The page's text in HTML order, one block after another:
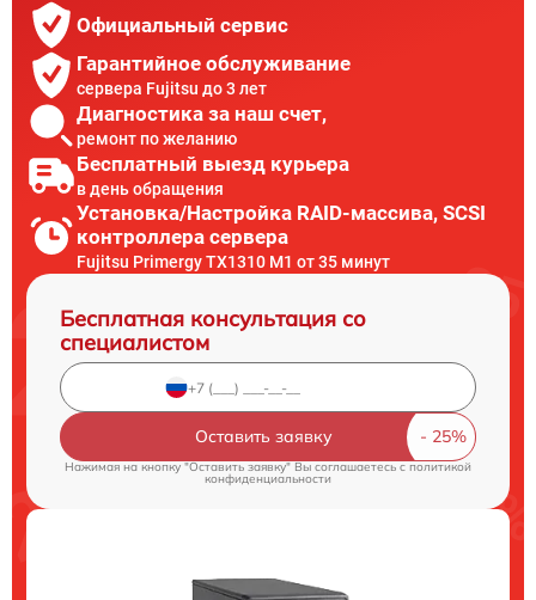
Официальный сервис
Гарантийное обслуживание
сервера Fujitsu до 3 лет
Диагностика за наш счет,
ремонт по желанию
Бесплатный выезд курьера
в день обращения
Установка/Настройка RAID-массива, SCSI
контроллера сервера
Fujitsu Primergy TX1310 M1 от 35 минут
Бесплатная консультация со
специалистом
Оставить заявку
Нажимая на кнопку "Оставить заявку" Вы соглашаетесь cполитикой
конфиденциальности